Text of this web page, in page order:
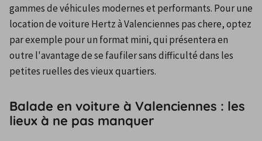
gammes de véhicules modernes et performants. Pour une
location de voiture Hertz à Valenciennes pas chere, optez
par exemple pour un format mini, qui présentera en
outre l'avantage de se faufiler sans difficulté dans les
petites ruelles des vieux quartiers.
Balade en voiture à Valenciennes : les
lieux à ne pas manquer